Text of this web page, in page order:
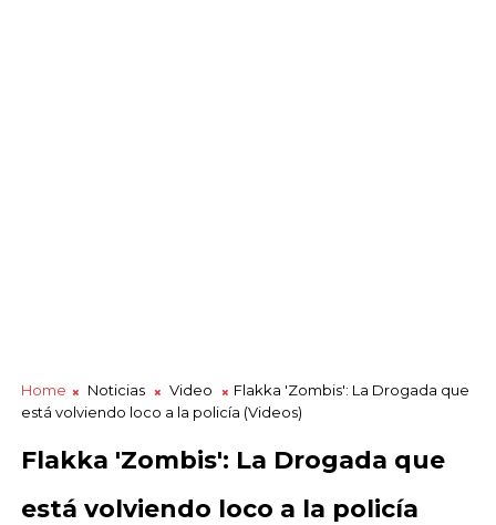
Home Noticias Video
Flakka 'Zombis': La Drogada que
está volviendo loco a la policía (Videos)
Flakka 'Zombis': La Drogada que
está volviendo loco a la policía